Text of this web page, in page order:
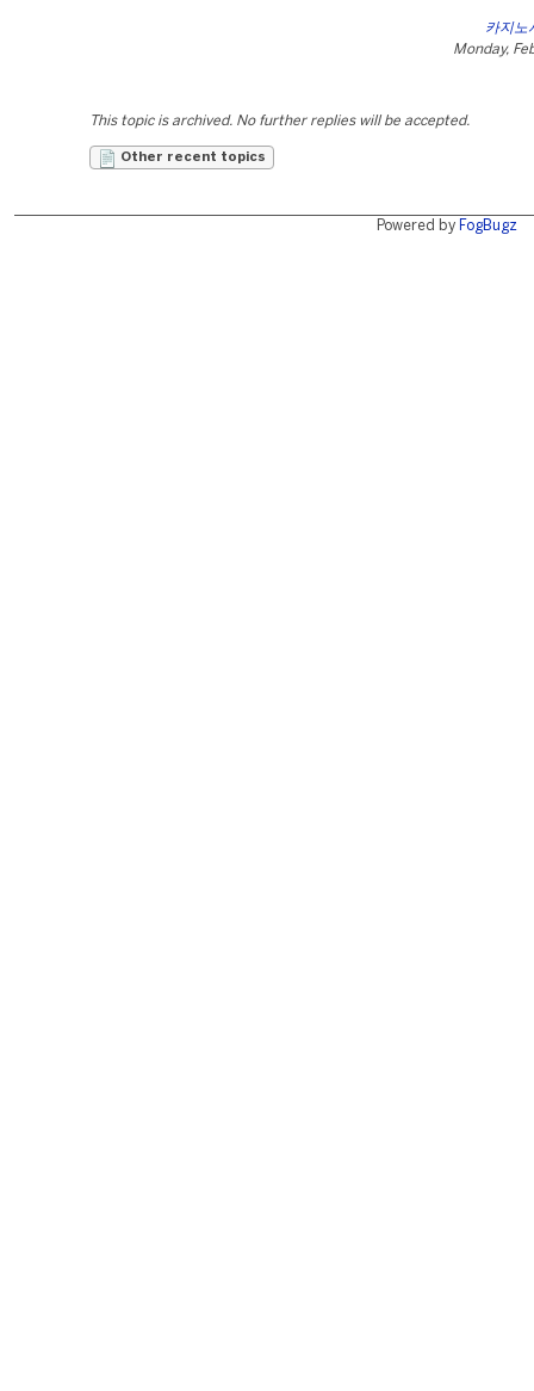
카지노
Monday,
This topic is archived. No further replies will be accepted.
Other recent topics
Powered by FogBugz